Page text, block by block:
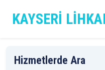
KAYSERİ
Hizmetlerde Ara